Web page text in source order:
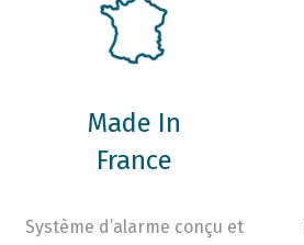
Made In
France
Système d’alarme conçu et